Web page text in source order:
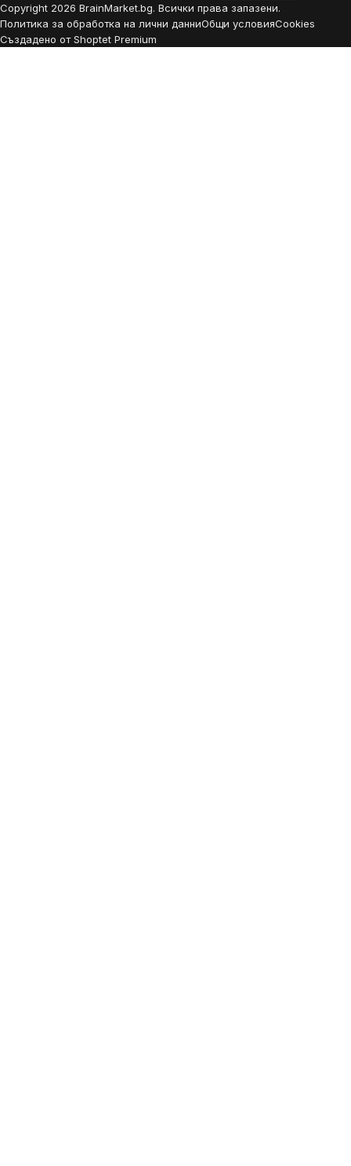
Copyright 2026 BrainMarket.bg. Всички права запазени.
Политика за обработка на лични данниОбщи условияCookies
Създадено от Shoptet Premium